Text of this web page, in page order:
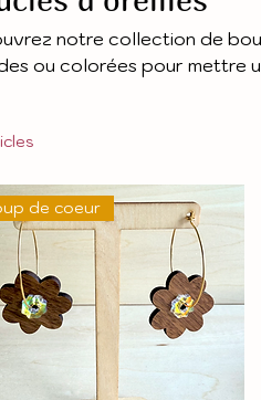
notre collection de
ou colorées pour mettre
de coeur